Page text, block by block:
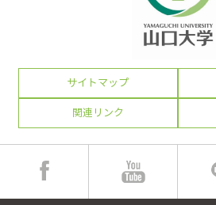
サイトマップ
関連リンク